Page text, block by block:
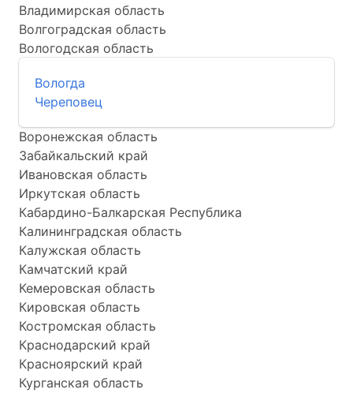
Владимирская область
Волгоградская область
Вологодская область
Вологда
Череповец
Воронежская область
Забайкальский край
Ивановская область
Иркутская область
Кабардино-Балкарская Республика
Калининградская область
Калужская область
Камчатский край
Кемеровская область
Кировская область
Костромская область
Краснодарский край
Красноярский край
Курганская область